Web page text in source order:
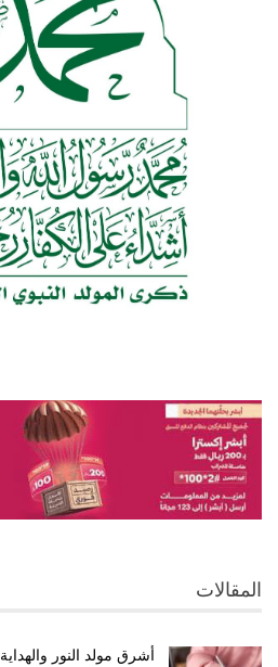
المقالات
أشرق مولد النور والهداية